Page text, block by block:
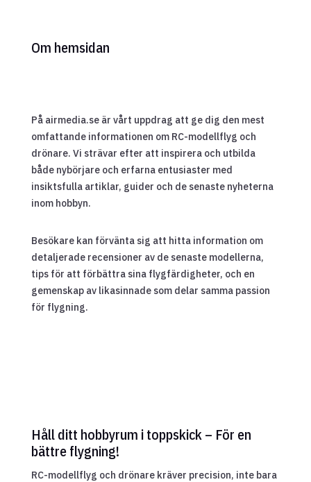
Om hemsidan
På airmedia.se är vårt uppdrag att ge dig den mest
omfattande informationen om RC-modellflyg och
drönare. Vi strävar efter att inspirera och utbilda
både nybörjare och erfarna entusiaster med
insiktsfulla artiklar, guider och de senaste nyheterna
inom hobbyn.
Besökare kan förvänta sig att hitta information om
detaljerade recensioner av de senaste modellerna,
tips för att förbättra sina flygfärdigheter, och en
gemenskap av likasinnade som delar samma passion
för flygning.
Håll ditt hobbyrum i toppskick – För en
bättre flygning!
RC-modellflyg och drönare kräver precision, inte bara